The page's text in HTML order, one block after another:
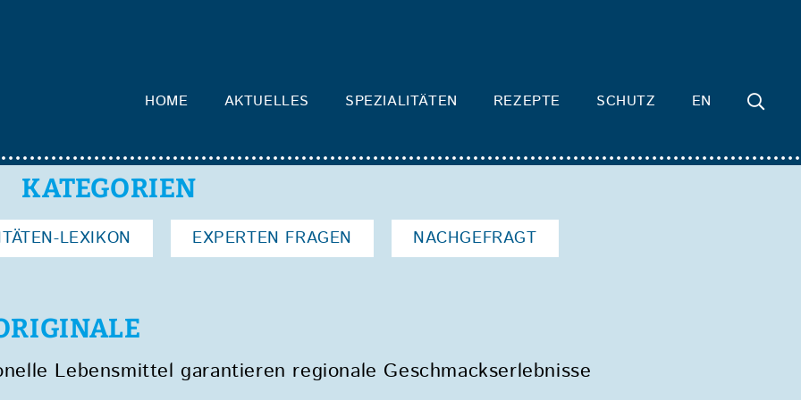
HOME AKTUELLES SPEZIALITÄTEN REZEPTE SCHUTZ EN
KATEGORIEN
LEXIKON EXPERTEN FRAGEN NACHGEFRAGT
Lebensmittel garantieren regionale Geschmackserlebnisse